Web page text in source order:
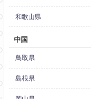
和歌山県
中国
鳥取県
島根県